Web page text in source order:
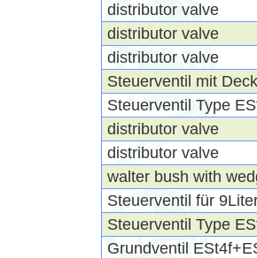
distributor valve
distributor valve
distributor valve
Steuerventil mit
Steuerventil Type
distributor valve
distributor valve
walter bush with
Steuerventil für
Steuerventil Type
Grundventil